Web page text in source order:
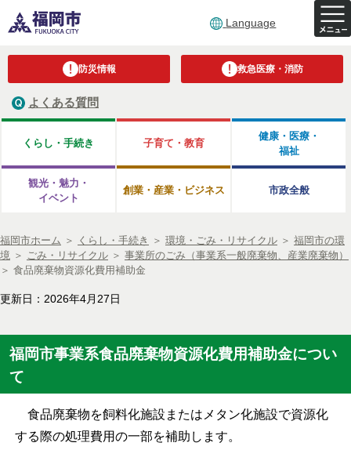
Language
防災情報 救急医療・消防
よくある質問
くらし・手続き 子育て・教育
健康・医療・
福祉
観光・魅力・
イベント
創業・産業・ビジネス 市政全般
福岡市ホーム ＞ くらし・手続き ＞ 環境・ごみ・リサイクル ＞ 福岡市の環
境 ＞ ごみ・リサイクル ＞ 事業所のごみ（事業系一般廃棄物、産業廃棄物）
＞ 食品廃棄物資源化費用補助金
更新日：2026年4月27日
福岡市事業系食品廃棄物資源化費用補助金につい
て
食品廃棄物を飼料化施設またはメタン化施設で資源化
する際の処理費用の一部を補助します。